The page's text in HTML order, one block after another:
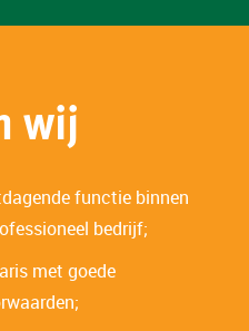
wij
functie binnen
bedrijf;
met goede